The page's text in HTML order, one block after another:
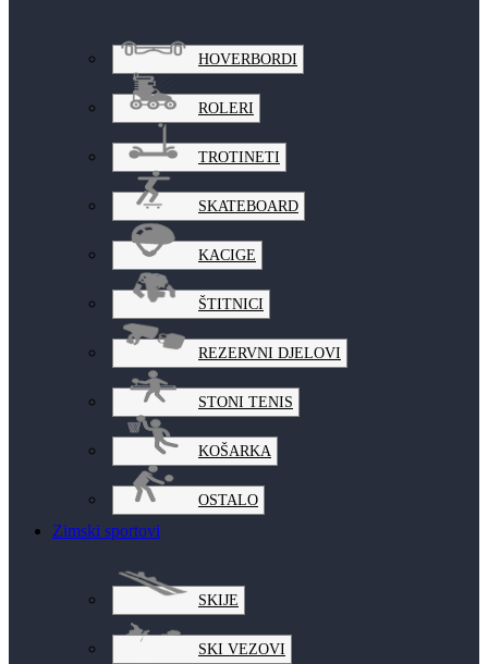
HOVERBORDI
ROLERI
TROTINETI
SKATEBOARD
KACIGE
ŠTITNICI
REZERVNI DJELOVI
STONI TENIS
KOŠARKA
OSTALO
Zimski sportovi
SKIJE
SKI VEZOVI